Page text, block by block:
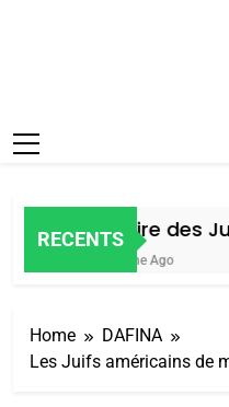
RECENTS
Histoire des
1 Semaine Ago
Home
DAFINA
Les Juifs américains de